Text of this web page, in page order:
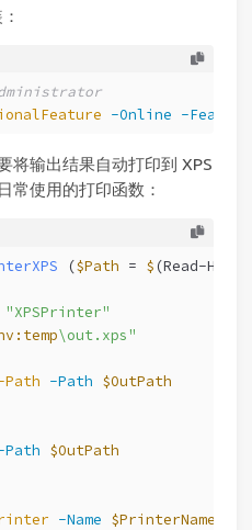
-Online -
将输出结果自动打印到 XPS
常使用的打印函数：
($Path = $ (Read-
"XPSPrinter"
\out.xps"
-Path $OutPath
Path $OutPath
-Name $PrinterName